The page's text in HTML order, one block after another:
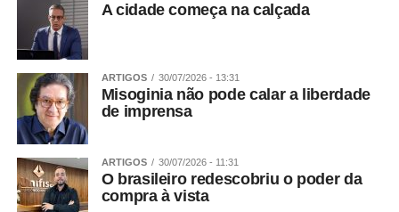
A cidade começa na calçada
ARTIGOS 30/07/2026 - 13:31
Misoginia não pode calar a liberdade
de imprensa
ARTIGOS 30/07/2026 - 11:31
O brasileiro redescobriu o poder da
compra à vista